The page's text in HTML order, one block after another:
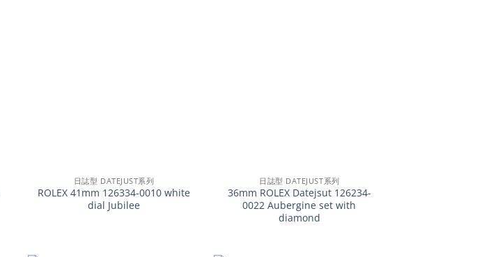
日誌型 DATEJUST系列
ROLEX 41mm 126334-0010 white
dial Jubilee
日誌型 DATEJUST系列
36mm ROLEX Datejsut 126234-
0022 Aubergine set with
diamond